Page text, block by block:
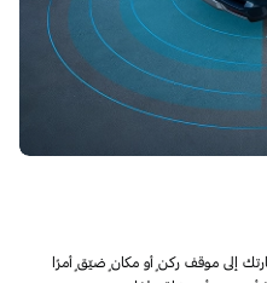
إلى موقف ركنٍ أو مكانٍ ضيّقٍ أمرًا